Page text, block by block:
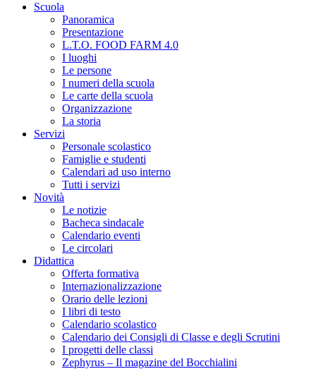
Scuola
Panoramica
Presentazione
L.T.O. FOOD FARM 4.0
I luoghi
Le persone
I numeri della scuola
Le carte della scuola
Organizzazione
La storia
Servizi
Personale scolastico
Famiglie e studenti
Calendari ad uso interno
Tutti i servizi
Novità
Le notizie
Bacheca sindacale
Calendario eventi
Le circolari
Didattica
Offerta formativa
Internazionalizzazione
Orario delle lezioni
I libri di testo
Calendario scolastico
Calendario dei Consigli di Classe e degli Scrutini
I progetti delle classi
Zephyrus – Il magazine del Bocchialini